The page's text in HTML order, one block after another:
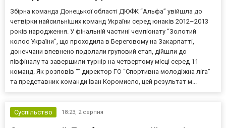
Збірна команда Донецької області ДЮФК “Альфа” увійшла до
четвірки найсильніших команд України серед юнаків 2012–2013
років народження. У фінальній частині чемпіонату “Золотий
колос України”, що проходила в Береговому на Закарпатті,
донеччани впевнено подолали груповий етап, дійшли до
півфіналу та завершили турнір на четвертому місці серед 11
команд. Як розповів “” директор ГО “Спортивна молодіжна ліга”
та представник команди Іван Коромисло, цей результат м...
Суспільство 18:23, 2 серпня